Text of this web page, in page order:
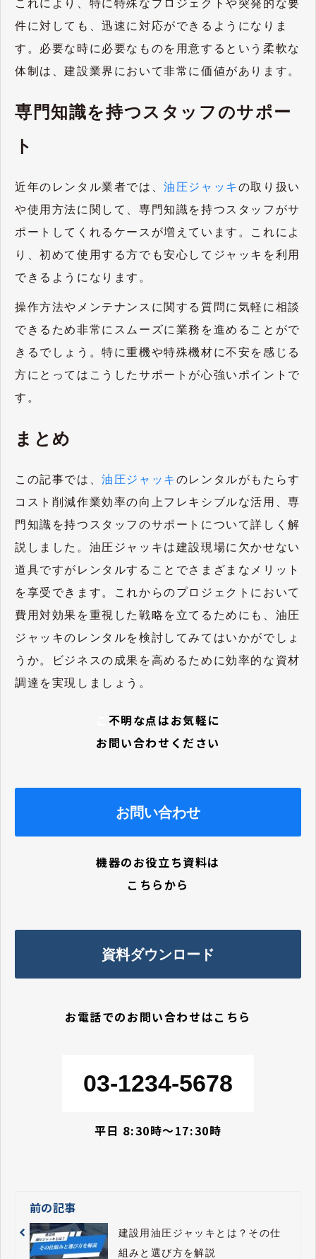
これにより、特に特殊なプロジェクトや突発的な要
件に対しても、迅速に対応ができるようになりま
す。必要な時に必要なものを用意するという柔軟な
体制は、建設業界において非常に価値があります。
専門知識を持つスタッフのサポー
ト
近年のレンタル業者では、油圧ジャッキ の取り扱い
や使用方法に関して、専門知識を持つスタッフがサ
ポートしてくれるケースが増えています。これによ
り、初めて使用する方でも安心してジャッキを利用
できるようになります。
操作方法やメンテナンスに関する質問に気軽に相談
できるため非常にスムーズに業務を進めることがで
きるでしょう。特に重機や特殊機材に不安を感じる
方にとってはこうしたサポートが心強いポイントで
す。
まとめ
この記事では、油圧ジャッキ のレンタルがもたらす
コスト削減作業効率の向上フレキシブルな活用、専
門知識を持つスタッフのサポートについて詳しく解
説しました。油圧ジャッキは建設現場に欠かせない
道具ですがレンタルすることでさまざまなメリット
を享受できます。これからのプロジェクトにおいて
費用対効果を重視した戦略を立てるためにも、油圧
ジャッキのレンタルを検討してみてはいかがでしょ
うか。ビジネスの成果を高めるために効率的な資材
調達を実現しましょう。
不明な点はお気軽に
お問い合わせください
お問い合わせ
機器のお役立ち資料は
こちらから
資料ダウンロード
お電話でのお問い合わせはこちら
03-1234-5678
平日 8:30時〜17:30時
前の記事
建設用油圧ジャッキとは？その仕
組みと選び方を解説